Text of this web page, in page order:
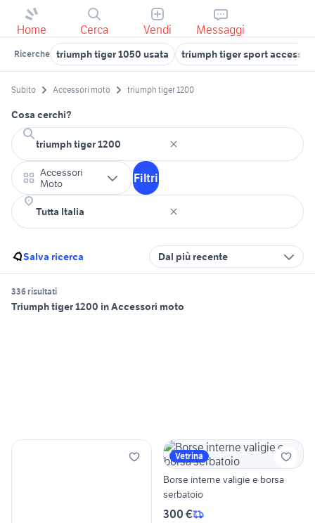
Home Cerca Vendi Messaggi
Ricerche triumph tiger 1050 usata triumph tiger sport
Subito Accessori moto triumph tiger 1200
Cosa cerchi?
Accessori
Moto
Filtri
Salva ricerca Dal più recente
336 risultati
Triumph tiger 1200 in Accessori moto
Vetrina
Borse interne valigie e borsa
serbatoio
300 €